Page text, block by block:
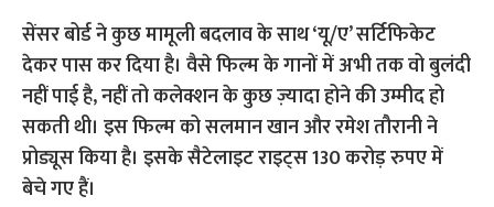
सेंसर बोर्ड ने कुछ मामूली बदलाव के साथ ‘यू/ए’ सर्टिफिकेट
देकर पास कर दिया है। वैसे फिल्म के गानों में अभी तक वो बुलंदी
नहीं पाई है, नहीं तो कलेक्शन के कुछ ज़्यादा होने की उम्मीद हो
सकती थी। इस फिल्म को सलमान खान और रमेश तौरानी ने
प्रोड्यूस किया है। इसके सैटेलाइट राइट्स 130 करोड़ रुपए में
बेचे गए हैं।